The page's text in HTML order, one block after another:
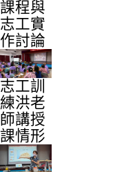
課程與
志工實
作討論
志工訓
練洪老
師講授
課情形